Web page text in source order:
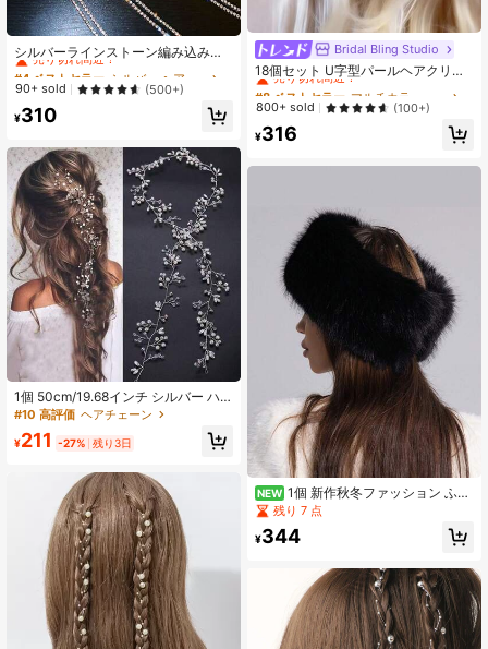
シルバーラインストーン編み込みヘ
アチェーン、女性用ラインストーン
タッセルヘアクリップ、日常使いに
適したヘッドジュエリー、パーティ
ー、輝くセクシーで魅力的なヘッド
ピースジュエリー、ウェディング、
イブアクセサリー、ヘアアクセサリ
ー、花嫁
#4 ベストセラー
売り切れ間近！
#4 ベストセラー
売り切れ間近！
#4 ベストセラー
売り切れ間近！
#4 ベストセラー
売り切れ間近！
90+ sold (500+)
¥310
1個 50cm/19.68インチ シルバー ハ
ンドメイド編み込み フェイクパール
ィングドレス、ブライズメイド、プ
ドピース、ヘアバインチェーンに適
しています
#10 高評価 ヘアチェーン
¥211 -27% 残り3日
Bridal Bling Studio
18個セット U字型パールヘアクリッ
プ、新作ミニマリスト日常用ヘッド
ピース、ウェディングパーティーア
ップヘアアクセサリー、コーム、サ
イドコーム、ブライダルヘアアクセ
サリー、ブライズメイド
#8 ベストセラー
マルチカラー ヘアコーム
売り切れ間近！
#8 ベストセラー
売り切れ間近！
#8 ベストセラー
売り切れ間近！
#8 ベストセラー
売り切れ間近！
800+ sold (100+)
¥316
NEW 1個 新作秋冬ファッション ふわ
ふわワイドヘアバンド、女性向け、
優しいデザイン、顔を美しく見せ
る、多用途な暖かいヘアアクセサリ
残り 7 点
¥344